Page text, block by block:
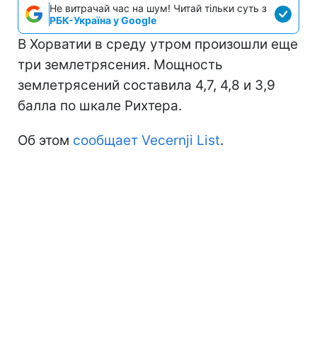
Не витрачай час на шум! Читай тільки суть з
РБК-Україна у Google
В Хорватии в среду утром произошли еще
три землетрясения. Мощность
землетрясений составила 4,7, 4,8 и 3,9
балла по шкале Рихтера.
Об этом сообщает Vecernji List.